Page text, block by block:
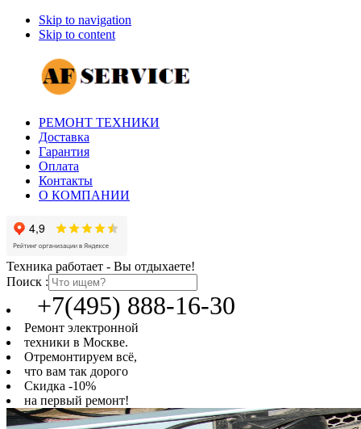
Skip to navigation
Skip to content
РЕМОНТ ТЕХНИКИ
Доставка
Гарантия
Оплата
Контакты
О КОМПАНИИ
Техника работает - Вы отдыхаете!
Поиск :
+7(495) 888-16-30
Ремонт электронной
техники в Москве.
Отремонтируем всё,
что вам так дорого
Скидка -10%
на первый ремонт!